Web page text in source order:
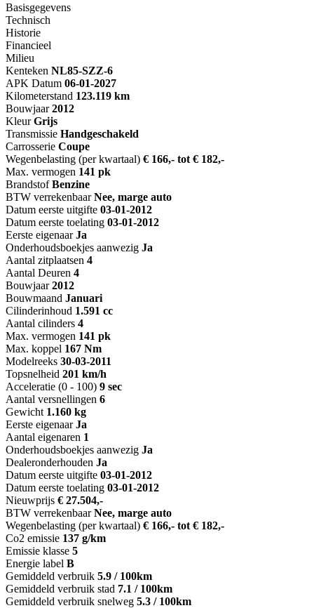
Basisgegevens
Technisch
Historie
Financieel
Milieu
Kenteken NL85-SZZ-6
APK Datum 06-01-2027
Kilometerstand 123.119 km
Bouwjaar 2012
Kleur Grijs
Transmissie Handgeschakeld
Carrosserie Coupe
Wegenbelasting (per kwartaal) € 166,- tot € 182,-
Max. vermogen 141 pk
Brandstof Benzine
BTW verrekenbaar Nee, marge auto
Datum eerste uitgifte 03-01-2012
Datum eerste toelating 03-01-2012
Eerste eigenaar Ja
Onderhoudsboekjes aanwezig Ja
Aantal zitplaatsen 4
Aantal Deuren 4
Bouwjaar 2012
Bouwmaand Januari
Cilinderinhoud 1.591 cc
Aantal cilinders 4
Max. vermogen 141 pk
Max. koppel 167 Nm
Modelreeks 30-03-2011
Topsnelheid 201 km/h
Acceleratie (0 - 100) 9 sec
Aantal versnellingen 6
Gewicht 1.160 kg
Eerste eigenaar Ja
Aantal eigenaren 1
Onderhoudsboekjes aanwezig Ja
Dealeronderhouden Ja
Datum eerste uitgifte 03-01-2012
Datum eerste toelating 03-01-2012
Nieuwprijs € 27.504,-
BTW verrekenbaar Nee, marge auto
Wegenbelasting (per kwartaal) € 166,- tot € 182,-
Co2 emissie 137 g/km
Emissie klasse 5
Energie label B
Gemiddeld verbruik 5.9 / 100km
Gemiddeld verbruik stad 7.1 / 100km
Gemiddeld verbruik snelweg 5.3 / 100km